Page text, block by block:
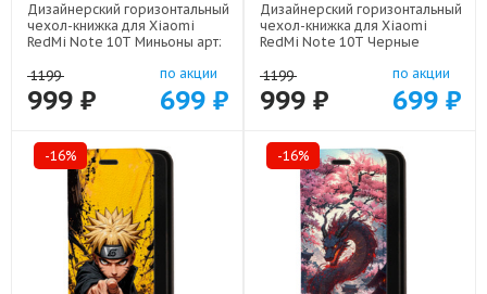
Дизайнерский горизонтальный
чехол-книжка для Xiaomi
RedMi Note 10T Миньоны арт:
1199
999 ₽
по акции
699 ₽
Дизайнерский горизонтальный
чехол-книжка для Xiaomi
RedMi Note 10T Черные
1199
999 ₽
по акции
699 ₽
-16% -16%